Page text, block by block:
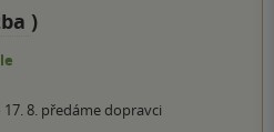
)
17. 8. předáme dopravci